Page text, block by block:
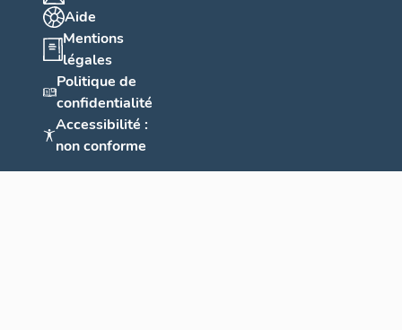
Aide
Mentions
légales
Politique de
confidentialité
Accessibilité :
non conforme